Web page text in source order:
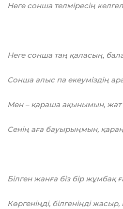
Неге сонша телміресің
Неге сонша таң қаласың,
Сонша алыс па екеуміздің
Мен – қараша ақынымын, жат
Сенің аға бауырыңмын,
Білген жанға біз бір жұмбақ
Көргеніңді, білгеніңді жасыр,